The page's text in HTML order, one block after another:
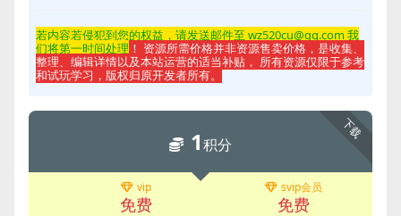
若内容若侵犯到您的权益，请发送邮件至 wz520cu@qq.com 我
们将第一时间处理 ！ 资源所需价格并非资源售卖价格，是收集、
整理、编辑详情以及本站运营的适当补贴， 所有资源仅限于参考
和试玩学习，版权归原开发者所有。
下载
1积分
vip
免费
svip会员
免费